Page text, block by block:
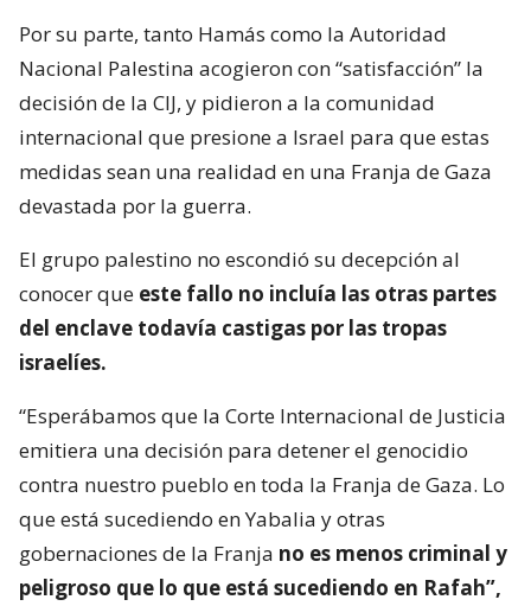
Por su parte, tanto Hamás como la Autoridad
Nacional Palestina acogieron con “satisfacción” la
decisión de la CIJ, y pidieron a la comunidad
internacional que presione a Israel para que estas
medidas sean una realidad en una Franja de Gaza
devastada por la guerra.
El grupo palestino no escondió su decepción al
conocer que este fallo no incluía las otras partes
del enclave todavía castigas por las tropas
israelíes.
“Esperábamos que la Corte Internacional de Justicia
emitiera una decisión para detener el genocidio
contra nuestro pueblo en toda la Franja de Gaza. Lo
que está sucediendo en Yabalia y otras
gobernaciones de la Franja no es menos criminal y
peligroso que lo que está sucediendo en Rafah”,